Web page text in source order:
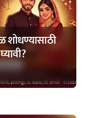
शोधण्यासाठी